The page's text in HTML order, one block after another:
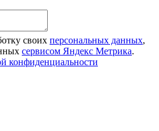
своих персональных данных,
сервисом Яндекс Метрика.
конфиденциальности